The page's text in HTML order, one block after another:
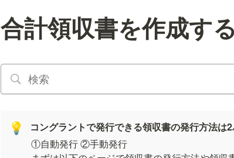
合計領収書を作成する
💡
コングラントで発行できる領収書の発行方法は2
①自動発行 ②手動発行